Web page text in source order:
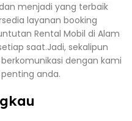
menjadi yang terbaik
layanan booking
Rental Mobil di Alam
saat.Jadi, sekalipun
dengan kami
anda.